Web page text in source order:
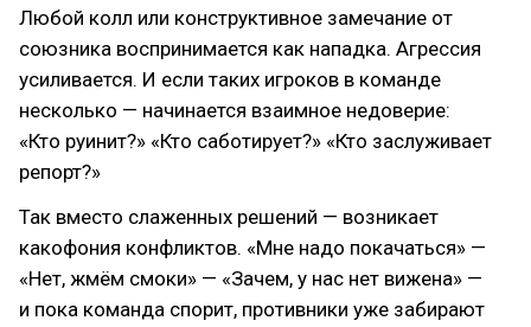
Любой колл или конструктивное замечание от
союзника воспринимается как нападка. Агрессия
усиливается. И если таких игроков в команде
несколько — начинается взаимное недоверие:
«Кто руинит?» «Кто саботирует?» «Кто заслуживает
репорт?»
Так вместо слаженных решений — возникает
какофония конфликтов. «Мне надо покачаться» —
«Нет, жмём смоки» — «Зачем, у нас нет вижена» —
и пока команда спорит, противники уже забирают